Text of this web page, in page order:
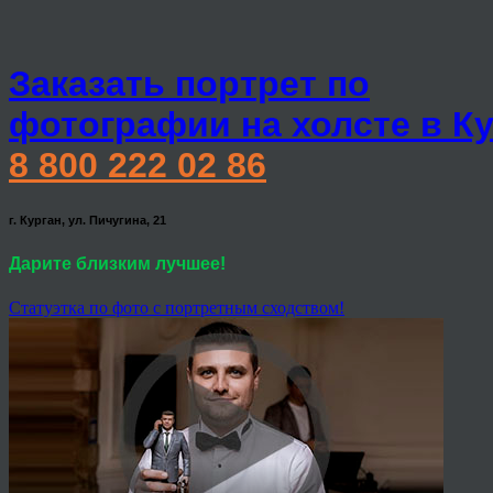
Заказать портрет по
фотографии на холсте в
8 800 222 02 86
г. Курган, ул. Пичугина, 21
Дарите близким лучшее!
Статуэтка по фото с портретным сходством!